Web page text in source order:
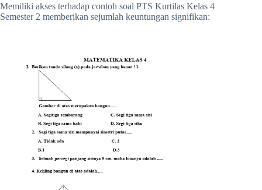
Memiliki akses terhadap contoh soal PTS Kurtilas Kelas 4
Semester 2 memberikan sejumlah keuntungan signifikan: